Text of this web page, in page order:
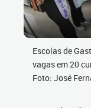
Escolas de
vagas em 20
Foto: José